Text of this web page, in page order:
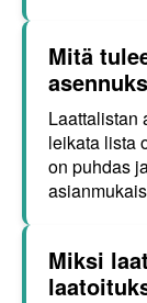
Mitä
Laattalistan
leikata lista
on puhdas
Miksi